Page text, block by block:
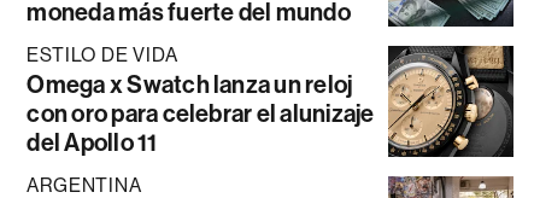
moneda más fuerte del mundo
ESTILO DE VIDA
Omega x Swatch lanza un reloj
con oro para celebrar el alunizaje
del Apollo 11
ARGENTINA